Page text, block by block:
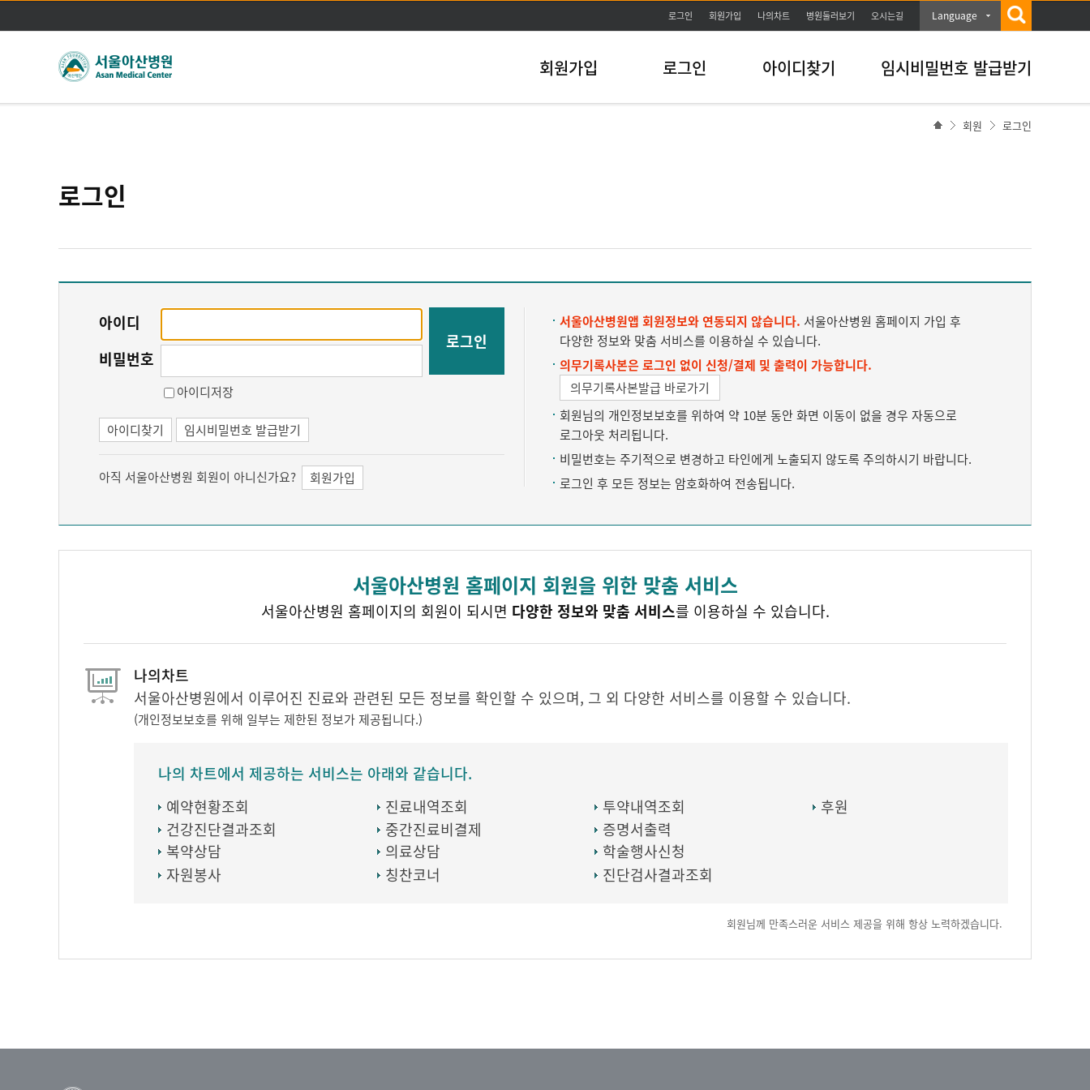
주메뉴바로가기
본문바로가기
로그인 회원가입 나의차트 병원둘러보기 오시는길 Language
회원가입 로그인 아이디찾기 임시비밀번호 발급받기
회원 로그인
로그인
아이디
비밀번호
아이디저장
로그인
아이디찾기 임시비밀번호 발급받기
아직 서울아산병원 회원이 아니신가요? 회원가입
서울아산병원앱 회원정보와 연동되지 않습니다. 서울아산병원 홈페이지 가입 후
다양한 정보와 맞춤 서비스를 이용하실 수 있습니다.
의무기록사본은 로그인 없이 신청/결제 및 출력이 가능합니다.
의무기록사본발급 바로가기
회원님의 개인정보보호를 위하여 약 10분 동안 화면 이동이 없을 경우 자동으로
로그아웃 처리됩니다.
비밀번호는 주기적으로 변경하고 타인에게 노출되지 않도록 주의하시기 바랍니다.
로그인 후 모든 정보는 암호화하여 전송됩니다.
서울아산병원 홈페이지 회원을 위한 맞춤 서비스
서울아산병원 홈페이지의 회원이 되시면 다양한 정보와 맞춤 서비스를 이용하실 수 있습니다.
나의차트
서울아산병원에서 이루어진 진료와 관련된 모든 정보를 확인할 수 있으며, 그 외 다양한 서비스를 이용할 수 있습니다.
(개인정보보호를 위해 일부는 제한된 정보가 제공됩니다.)
나의 차트에서 제공하는 서비스는 아래와 같습니다.
예약현황조회
건강진단결과조회
복약상담
자원봉사
진료내역조회
중간진료비결제
의료상담
칭찬코너
투약내역조회
증명서출력
학술행사신청
진단검사결과조회
후원
회원님께 만족스러운 서비스 제공을 위해 항상 노력하겠습니다.